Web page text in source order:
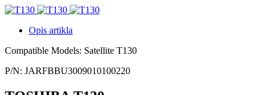
Opis artikla
Compatible Models: Satellite T130
P/N: JARFBBU3009010100220